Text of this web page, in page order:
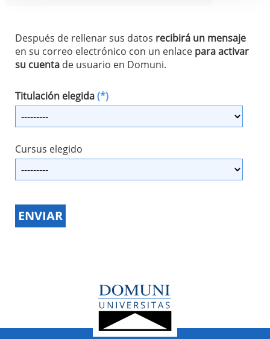
Después de rellenar sus datos recibirá un mensaje
en su correo electrónico con un enlace para activar
su cuenta de usuario en Domuni.
Titulación elegida(*)
Cursus elegido
ENVIAR